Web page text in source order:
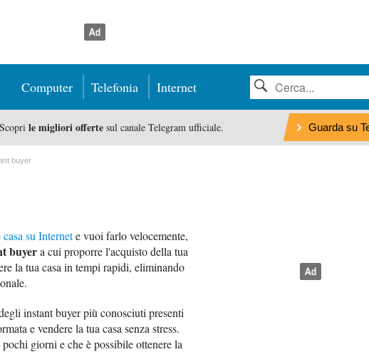
Computer Telefonia Internet
Scopri le migliori offertesul canale Telegram ufficiale. Guarda su
buyer
casa su Internete vuoi farlo velocemente,
buyera cui proporre l'acquisto della tua
la tua casa in tempi rapidi, eliminando
instant buyer più conosciuti presenti
e vendere la tua casa senza stress.
giorni e che è possibile ottenere la